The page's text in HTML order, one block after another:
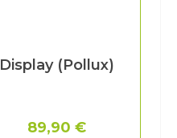
Display (Pollux)
89,90 €